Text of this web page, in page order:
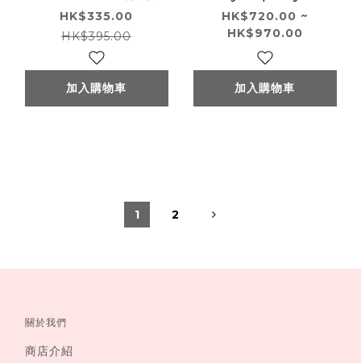
白清透精華液50mL
HK$335.00
HK$395.00
加入購物車
HK$720.00 ~
HK$970.00
加入購物車
1 2
關於我們
商店介紹